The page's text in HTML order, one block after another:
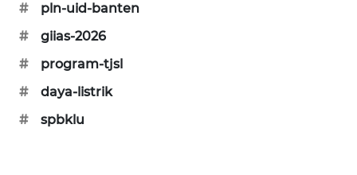
#
pln-uid-banten
#
giias-2026
#
program-tjsl
#
daya-listrik
#
spbklu
TAMBANG
SITUNGIR
NEWS